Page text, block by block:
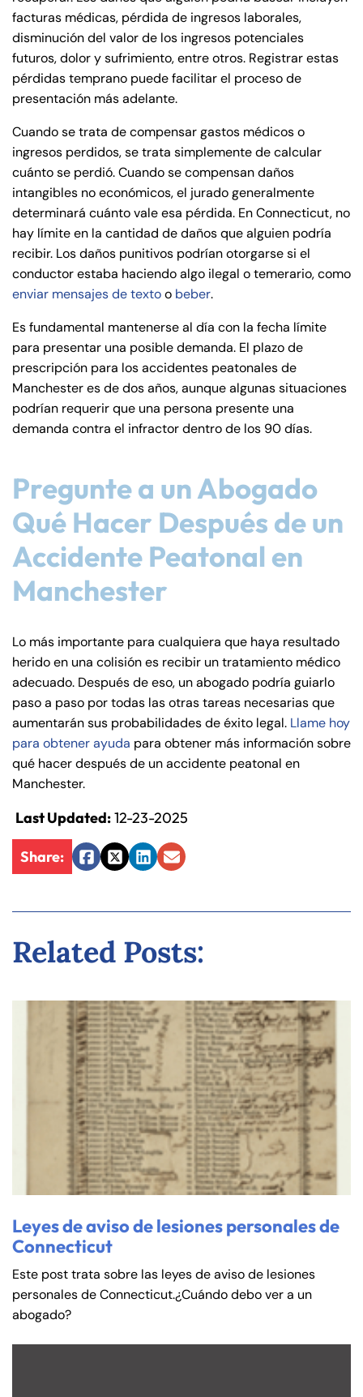
facturas médicas, pérdida de ingresos laborales,
disminución del valor de los ingresos potenciales
futuros, dolor y sufrimiento, entre otros. Registrar estas
pérdidas temprano puede facilitar el proceso de
presentación más adelante.
Cuando se trata de compensar gastos médicos o
ingresos perdidos, se trata simplemente de calcular
cuánto se perdió. Cuando se compensan daños
intangibles no económicos, el jurado generalmente
determinará cuánto vale esa pérdida. En Connecticut, no
hay límite en la cantidad de daños que alguien podría
recibir. Los daños punitivos podrían otorgarse si el
conductor estaba haciendo algo ilegal o temerario, como
enviar mensajes de textoo beber.
Es fundamental mantenerse al día con la fecha límite
para presentar una posible demanda. El plazo de
prescripción para los accidentes peatonales de
Manchester es de dos años, aunque algunas situaciones
podrían requerir que una persona presente una
demanda contra el infractor dentro de los 90 días.
Pregunte a un Abogado
Qué Hacer Después de un
Accidente Peatonal en
Manchester
Lo más importante para cualquiera que haya resultado
herido en una colisión es recibir un tratamiento médico
adecuado. Después de eso, un abogado podría guiarlo
paso a paso por todas las otras tareas necesarias que
aumentarán sus probabilidades de éxito legal. Llame hoy
para obtener ayuda para obtener más información sobre
qué hacer después de un accidente peatonal en
Manchester.
Last Updated:12-23-2025
Share:
Facebook
TwitterLinkedIn
Email
Related Posts:
Leyes de aviso de lesiones personales de
Connecticut
Este post trata sobre las leyes de aviso de lesiones
personales de Connecticut.¿Cuándo debo ver a un
abogado?
Tuesday
8:30 AM – 5:00
PM
Wednesday
8:30 AM – 5:00
Thursday
PM
Friday
8:30 AM – 5:00
PM
Saturday
Closed
Sunday
Closed
Tuesday
8:30 AM – 5:00
PM
Wednesday
8:30 AM – 5:00
Thursday
PM
Friday
8:30 AM – 5:00
PM
Saturday
Closed
Sunday
Closed